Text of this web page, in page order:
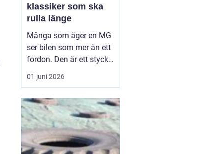
klassiker som ska
rulla länge
Många som äger en MG
ser bilen som mer än ett
fordon. Den är ett stycke
brittisk bilhistoria, en
hobby och ibland nästan
en äldre MG ska hållas i
gång, eller byggas upp
från grunden, spelar
valet av reservdelar stor
01 juni 2026